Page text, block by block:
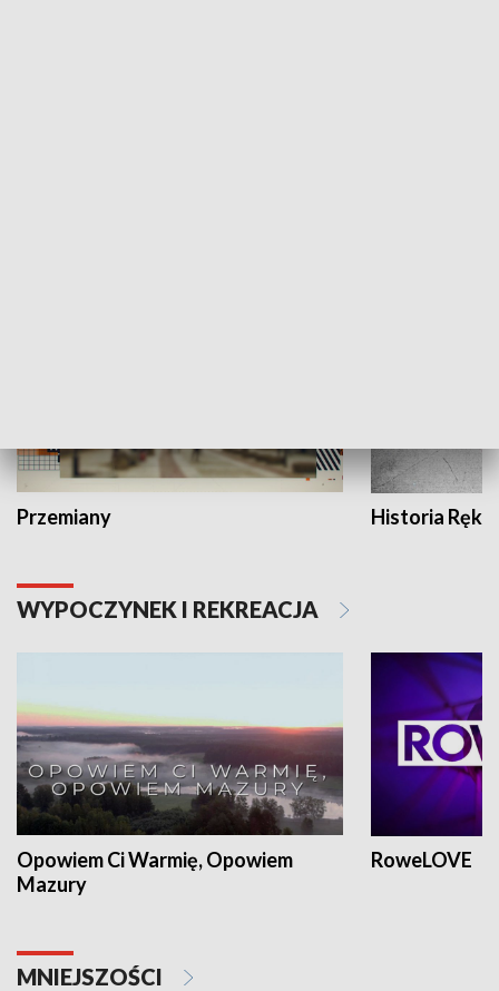
Przemiany Historia Ręką
WYPOCZYNEK I REKREACJA
Opowiem Ci Warmię, Opowiem
Mazury
RoweLOVE
MNIEJSZOŚCI